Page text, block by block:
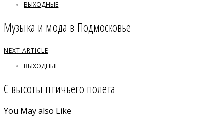
ВЫХОДНЫЕ
Музыка и мода в Подмосковье
NEXT ARTICLE
ВЫХОДНЫЕ
С высоты птичьего полета
You May also Like